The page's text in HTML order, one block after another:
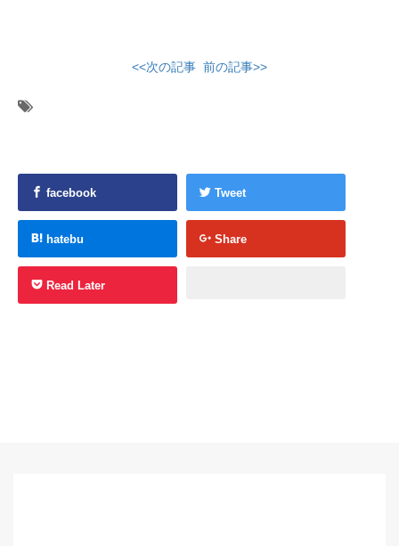
<<次の記事 前の記事>>
facebook Tweet
hatebu Share
Read Later